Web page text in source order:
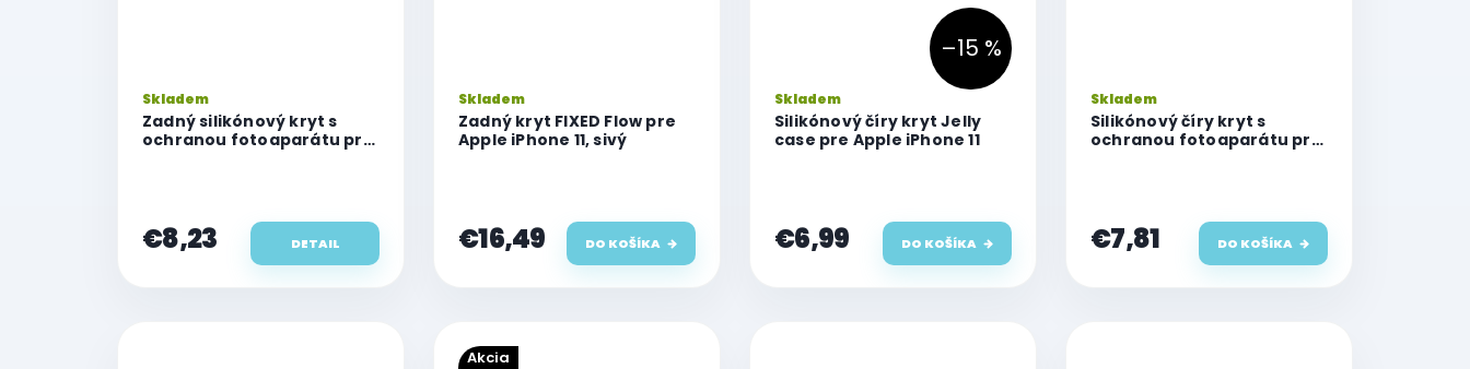
Zadný silikónový kryt s
ochranou fotoaparátu pre
Skladem
€8,23 DETAIL
Zadný kryt FIXED Flow pre
Apple iPhone 11, sivý
Skladem
€16,49 DO KOŠÍKA
–15 %
Silikónový číry kryt Jelly
case pre Apple iPhone 11
Skladem
€6,99 DO KOŠÍKA
Silikónový číry kryt s
ochranou fotoaparátu pre
Skladem
€7,81 DO KOŠÍKA
Akcia